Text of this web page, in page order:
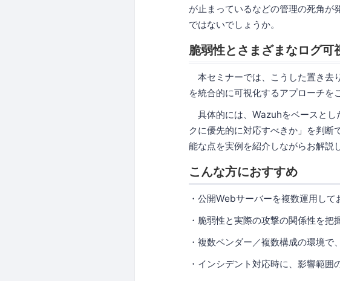
が止まっているなどの管理の死角が
ではないでしょうか。
脆弱性とさまざまなログ
本セミナーでは、こうした置き去
を統合的に可視化するアプローチを
具体的には、Wazuhをベースとし
クに優先的に対応すべきか」を判
能な点を実例を紹介しながらお解説
こんな方におすすめ
・公開Webサーバーを複数運用し
・脆弱性と実際の攻撃の関係性を
・複数ベンダー／複数構成の環境
・インシデント対応時に、影響範